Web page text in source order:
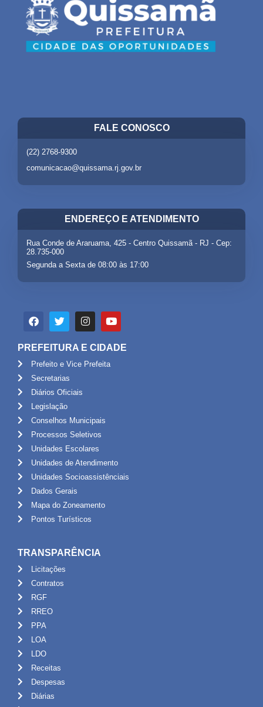
FALE CONOSCO
(22) 2768-9300
comunicacao@quissama.rj.gov.br
ENDEREÇO E ATENDIMENTO
Rua Conde de Araruama, 425 - Centro Quissamã - RJ - Cep:
28.735-000
Segunda a Sexta de 08:00 às 17:00
PREFEITURA E CIDADE
Prefeito e Vice Prefeita
Secretarias
Diários Oficiais
Legislação
Conselhos Municipais
Processos Seletivos
Unidades Escolares
Unidades de Atendimento
Unidades Socioassistênciais
Dados Gerais
Mapa do Zoneamento
Pontos Turísticos
TRANSPARÊNCIA
Licitações
Contratos
RGF
RREO
PPA
LOA
LDO
Receitas
Despesas
Diárias